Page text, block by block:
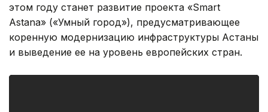
этом году станет развитие проекта «Smart
Astana» («Умный город»), предусматривающее
коренную модернизацию инфраструктуры Астаны
и выведение ее на уровень европейских стран.